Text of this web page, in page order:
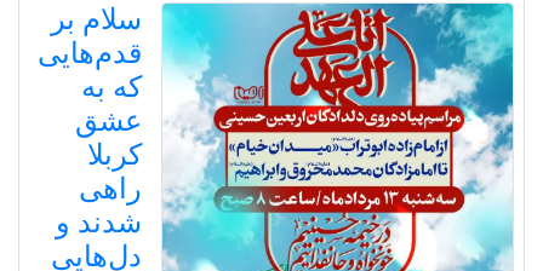
سلام بر
قدم‌هایی
که به
عشق
کربلا
راهی
شدند و
دل‌هایی